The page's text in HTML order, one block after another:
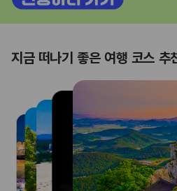
지금 떠나기 좋은 여행 코스 추